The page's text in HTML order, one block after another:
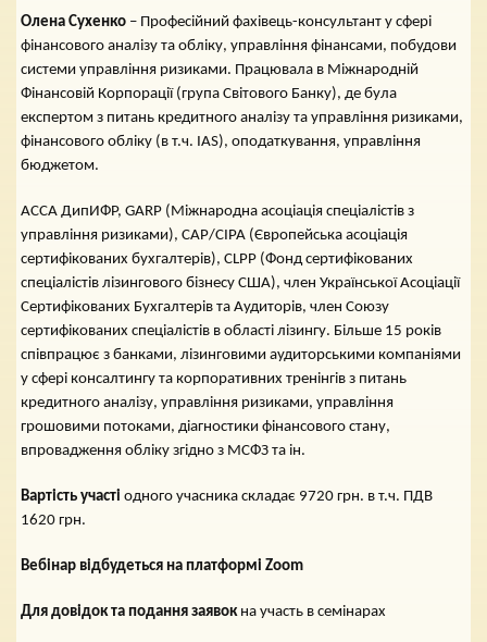
Олена Сухенко – Професійний фахівець-консультант у сфері
фінансового аналізу та обліку, управління фінансами, побудови
системи управління ризиками. Працювала в Міжнародній
Фінансовій Корпорації (група Світового Банку), де була
експертом з питань кредитного аналізу та управління ризиками,
фінансового обліку (в т.ч. IAS), оподаткування, управління
бюджетом.
ACCA ДипИФР, GARP (Міжнародна асоціація спеціалістів з
управління ризиками), САР/СIPA (Європейська асоціація
сертифікованих бухгалтерів), CLPP (Фонд сертифікованих
спеціалістів лізингового бізнесу США), член Української Асоціації
Сертифікованих Бухгалтерів та Аудиторів, член Союзу
сертифікованих спеціалістів в області лізингу. Більше 15 років
співпрацює з банками, лізинговими аудиторськими компаніями
у сфері консалтингу та корпоративних тренінгів з питань
кредитного аналізу, управління ризиками, управління
грошовими потоками, діагностики фінансового стану,
впровадження обліку згідно з МСФЗ та ін.
Вартість участі одного учасника складає 9720 грн. в т.ч. ПДВ
1620 грн.
Вебінар відбудеться на платформі Zoom
Для довідок та подання заявок на участь в семінарах